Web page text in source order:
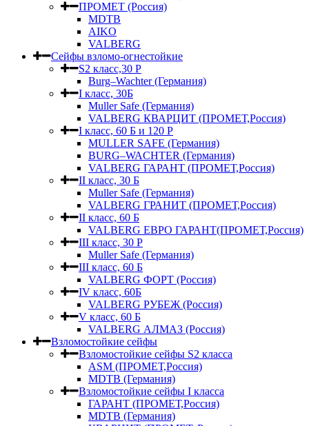
ПРОМЕТ (Россия)
MDTB
AIKO
VALBERG
Сейфы взломо-огнестойкие
S2 класс,30 Р
Burg–Wachter (Германия)
I класс, 30Б
Muller Safe (Германия)
VALBERG КВАРЦИТ (ПРОМЕТ,Россия)
I класс, 60 Б и 120 Р
MULLER SAFE (Германия)
BURG–WACHTER (Германия)
VALBERG ГАРАНТ (ПРОМЕТ,Россия)
II класс, 30 Б
Muller Safe (Германия)
VALBERG ГРАНИТ (ПРОМЕТ,Россия)
II класс, 60 Б
VALBERG ЕВРО ГАРАНТ(ПРОМЕТ,Россия)
III класс, 30 Р
Muller Safe (Германия)
III класс, 60 Б
VALBERG ФОРТ (Россия)
IV класс, 60Б
VALBERG РУБЕЖ (Россия)
V класс, 60 Б
VALBERG АЛМАЗ (Россия)
Взломостойкие сейфы
Взломостойкие сейфы S2 класса
ASM (ПРОМЕТ,Россия)
MDTB (Германия)
Взломостойкие сейфы I класса
ГАРАНТ (ПРОМЕТ,Россия)
MDTB (Германия)